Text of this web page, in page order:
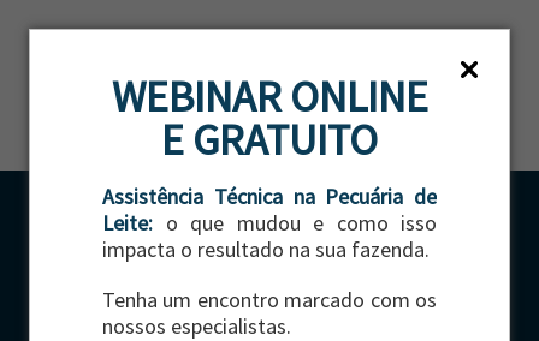
WEBINAR ONLINE
E GRATUITO
Assistência Técnica na Pecuária de
Leite: o que mudou e como isso
impacta o resultado na sua fazenda.
Tenha um encontro marcado com os
nossos especialistas.